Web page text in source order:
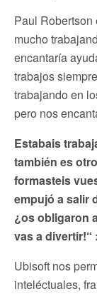
Paul Robertson
mucho
encantaría
trabajos
trabajando en
pero nos
Estabais
también es
formasteis
empujó a salir
¿os obligaron
vas a divertir!“
Ubisoft nos
inteléctuales,